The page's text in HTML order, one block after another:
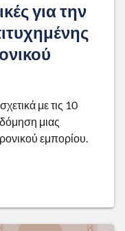
για την
με τις 10
μιας
εμπορίου.